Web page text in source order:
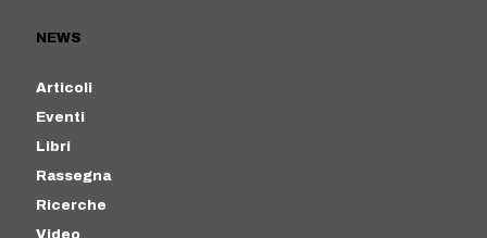
NEWS
Articoli
Eventi
Libri
Rassegna
Ricerche
Video